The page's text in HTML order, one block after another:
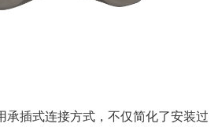
承插式连接方式，不仅简化了安装过